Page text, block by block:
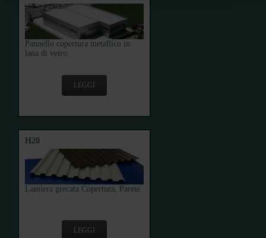
Pannello copertura metallico in
lana di vetro.
LEGGI
H20
Lamiera grecata Copertura, Parete.
LEGGI